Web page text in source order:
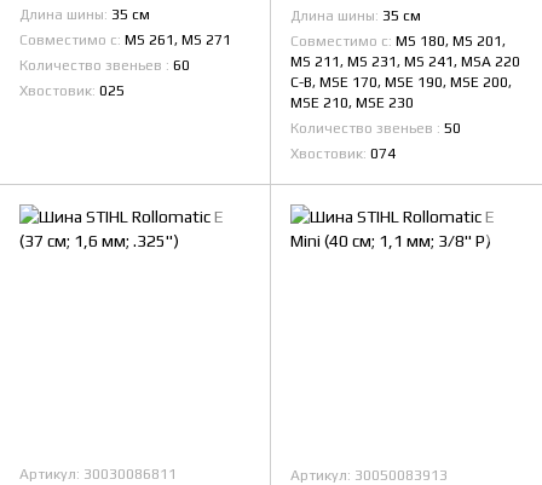
Длина шины 35 см
Совместимо с MS 261, MS 271
Количество звеньев
60
Хвостовик 025
Длина шины 35 см
Совместимо с MS 180, MS 201,
MS 211, MS 231, MS 241, MSA 220
C-B, MSE 170, MSE 190, MSE 200,
MSE 210, MSE 230
Количество звеньев
50
Хвостовик 074
Артикул: 30030086811 Артикул: 30050083913